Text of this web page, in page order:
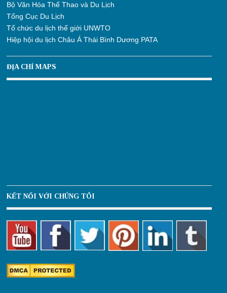
Bộ Văn Hóa Thể Thao và Du Lịch
Tổng Cục Du Lịch
Tổ chức du lịch thế giới UNWTO
Hiệp hội du lịch Châu Á Thái Bình Dương PATA
ĐỊA CHỈ MAPS
KẾT NỐI VỚI CHÚNG TÔI